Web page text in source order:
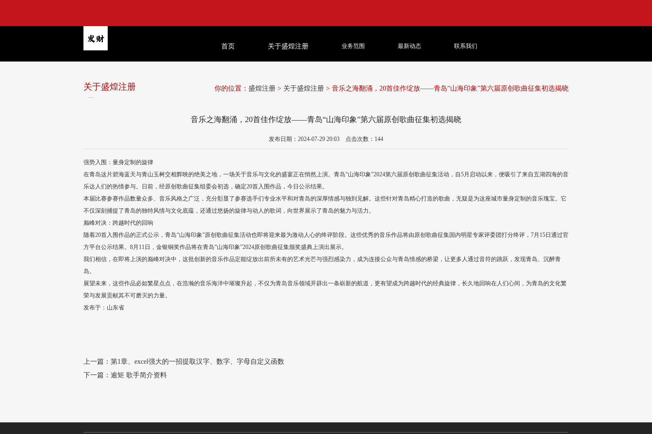
首页 关于盛煌注册 业务范围 最新动态 联系我们
关于盛煌注册 你的位置： 盛煌注册 > 关于盛煌注册 > 音乐之海翻涌，20首佳作绽放——青岛“山海印象”第六届原创歌曲征集初选揭晓
音乐之海翻涌，20首佳作绽放——青岛“山海印象”第六届原创歌曲征集初选揭晓
发布日期：2024-07-29 20:03 点击次数：144
强势入围：量身定制的旋律
在青岛这片碧海蓝天与青山玉树交相辉映的绝美之地，一场关于音乐与文化的盛宴正在悄然上演。青岛“山海印象”2024第六届原创歌曲征集活动，自5月启动以来，便吸引了来自五湖四海的音
乐达人们的热情参与。日前，经原创歌曲征集组委会初选，确定20首入围作品，今日公示结果。
本届比赛参赛作品数量众多、音乐风格之广泛，充分彰显了参赛选手们专业水平和对青岛的深厚情感与独到见解。这些针对青岛精心打造的歌曲，无疑是为这座城市量身定制的音乐瑰宝。它
不仅深刻捕捉了青岛的独特风情与文化底蕴，还通过悠扬的旋律与动人的歌词，向世界展示了青岛的魅力与活力。
巅峰对决：跨越时代的回响
随着20首入围作品的正式公示，青岛“山海印象”原创歌曲征集活动也即将迎来最为激动人心的终评阶段。这些优秀的音乐作品将由原创歌曲征集国内明星专家评委团打分终评，7月15日通过官
方平台公示结果。8月11日，金银铜奖作品将在青岛“山海印象”2024原创歌曲征集颁奖盛典上演出展示。
我们相信，在即将上演的巅峰对决中，这批创新的音乐作品定能绽放出前所未有的艺术光芒与强烈感染力，成为连接公众与青岛情感的桥梁，让更多人通过音符的跳跃，发现青岛、沉醉青
岛。
展望未来，这些作品必如繁星点点，在浩瀚的音乐海洋中璀璨升起，不仅为青岛音乐领域开辟出一条崭新的航道，更有望成为跨越时代的经典旋律，长久地回响在人们心间，为青岛的文化繁
荣与发展贡献其不可磨灭的力量。
发布于：山东省
上一篇： 第1章、excel强大的一招提取汉字、数字、字母自定义函数
下一篇： 逾矩 歌手简介资料